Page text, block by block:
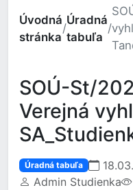
Úvodná
stránka
/
Úradná
tabuľa
/
SOÚ-St/
Verejná
Úradná tabuľa
Admin Studienka